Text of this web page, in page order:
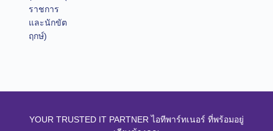
ราชการ
และนักขัต
ฤกษ์)
YOUR TRUSTED IT PARTNER ไอทีพาร์ทเนอร์ ที่พร้อมอยู่